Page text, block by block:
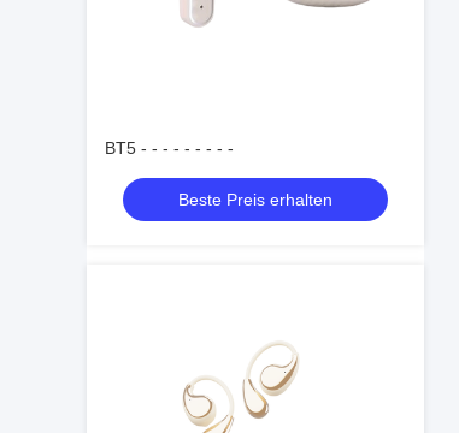
BT5 - - - - - - - - -
Beste Preis erhalten